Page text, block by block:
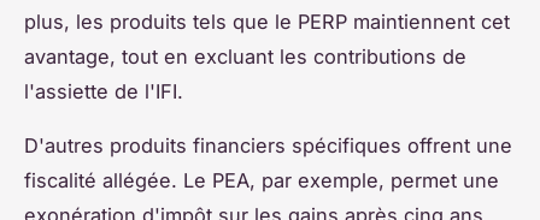
plus, les produits tels que le PERP maintiennent cet
avantage, tout en excluant les contributions de
l'assiette de l'IFI.
D'autres produits financiers spécifiques offrent une
fiscalité allégée. Le PEA, par exemple, permet une
exonération d'impôt sur les gains après cinq ans,